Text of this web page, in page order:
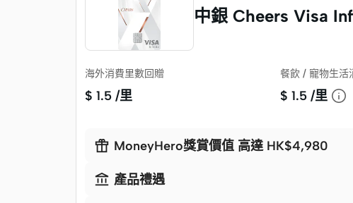
中銀 Cheers Visa
海外消費里數回贈
$ 1.5 /里
餐飲 / 寵物生活
$ 1.5 /里
 MoneyHero獎賞價值 高達 HK$4,980
 產品禮遇